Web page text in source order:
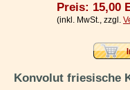
Datenschutzerklärung
Preis: 15,00
(inkl. MwSt., zzgl.
Konvolut friesische